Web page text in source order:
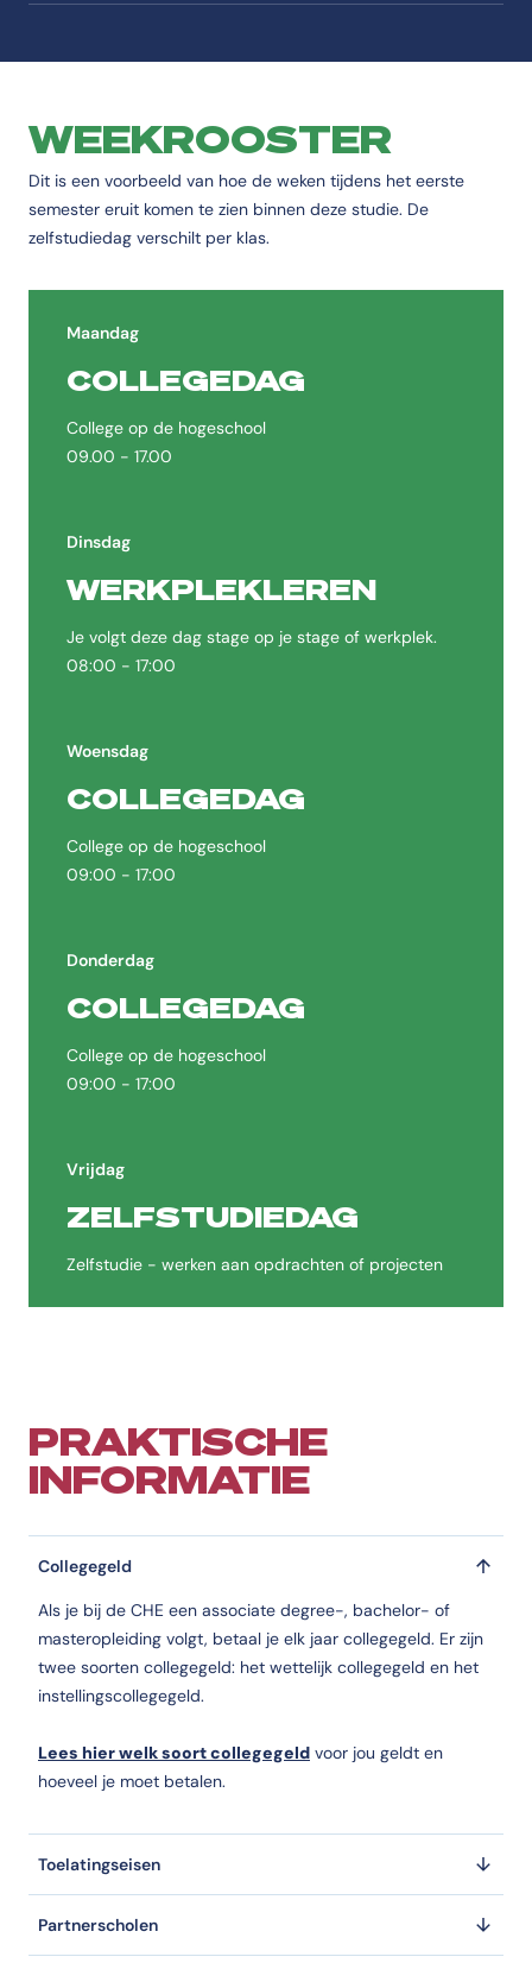
WEEKROOSTER
Dit is een voorbeeld van hoe de weken tijdens het eerste
semester eruit komen te zien binnen deze studie. De
zelfstudiedag verschilt per klas.
Maandag
COLLEGEDAG
College op de hogeschool
09.00 - 17.00
Dinsdag
WERKPLEKLEREN
Je volgt deze dag stage op je stage of werkplek.
08:00 - 17:00
Woensdag
COLLEGEDAG
College op de hogeschool
09:00 - 17:00
Donderdag
COLLEGEDAG
College op de hogeschool
09:00 - 17:00
Vrijdag
ZELFSTUDIEDAG
Zelfstudie - werken aan opdrachten of projecten
PRAKTISCHE
INFORMATIE
Collegegeld
Als je bij de CHE een associate degree-, bachelor- of
masteropleiding volgt, betaal je elk jaar collegegeld. Er zijn
twee soorten collegegeld: het wettelijk collegegeld en het
instellingscollegegeld.
Lees hier welk soort collegegeld voor jou geldt en
hoeveel je moet betalen.
Toelatingseisen
Partnerscholen